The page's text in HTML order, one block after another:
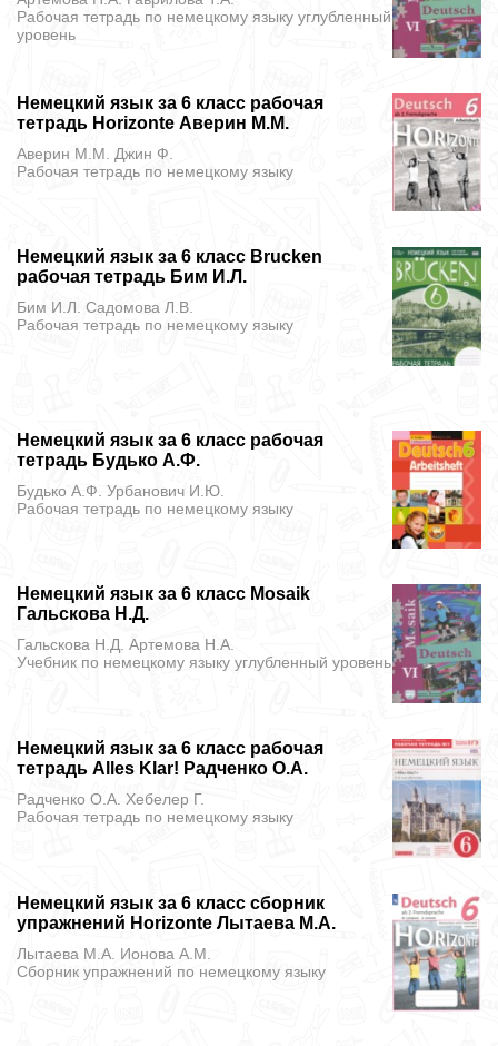
Рабочая тетрадь по немецкому языку углубленный
уровень
Немецкий язык за 6 класс рабочая
тетрадь Horizonte Аверин М.М.
Аверин М.М. Джин Ф.
Рабочая тетрадь по немецкому языку
Немецкий язык за 6 класс Brucken
рабочая тетрадь Бим И.Л.
Бим И.Л. Садомова Л.В.
Рабочая тетрадь по немецкому языку
Немецкий язык за 6 класс рабочая
тетрадь Будько А.Ф.
Будько А.Ф. Урбанович И.Ю.
Рабочая тетрадь по немецкому языку
Немецкий язык за 6 класс Mosaik
Гальскова Н.Д.
Гальскова Н.Д. Артемова Н.А.
Учебник по немецкому языку углубленный уровень
Немецкий язык за 6 класс рабочая
тетрадь Alles Klar! Радченко О.А.
Радченко О.А. Хебелер Г.
Рабочая тетрадь по немецкому языку
Немецкий язык за 6 класс сборник
упражнений Horizonte Лытаева М.А.
Лытаева М.А. Ионова А.М.
Сборник упражнений по немецкому языку